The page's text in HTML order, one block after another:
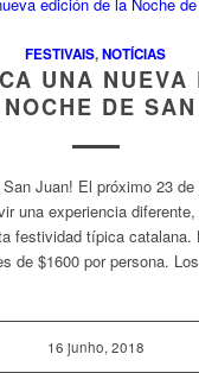
FESTIVAIS,NOTÍCIAS
UNA NUEVA
DE
San Juan! El próximo 23
una experiencia
festividad típica catalana.
de $1600 por persona.
16 junho, 2018